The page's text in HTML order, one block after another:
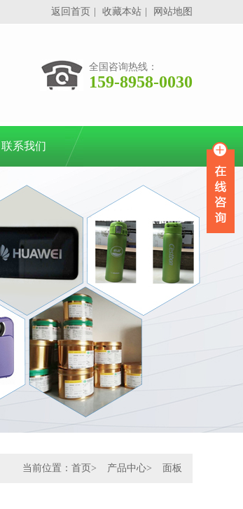
返回首页 收藏本站 网站地图
全国咨询热线：
159-8958-0030
联系我们
当前位置： 首页 > 产品中心> 面板